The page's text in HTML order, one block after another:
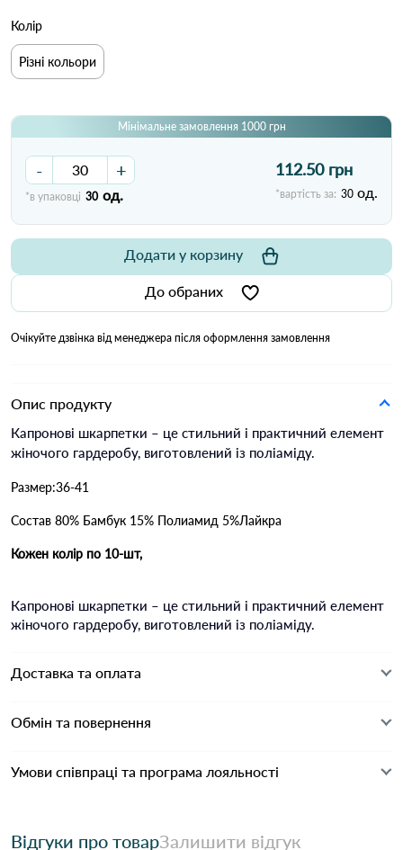
Колір
Різні кольори
Мінімальне замовлення 1000 грн
- +
*в упаковці 30 од.
112.50 грн
*вартість за: 30 од.
До обраних
Додати у корзину
Очікуйте дзвінка від менеджера після оформлення замовлення
Опис продукту
Капронові шкарпетки – це стильний і практичний елемент
жіночого гардеробу, виготовлений із поліаміду.
Размер:36-41
Состав 80% Бамбук 15% Полиамид 5%Лайкра
Кожен колір по 10-шт,
Капронові шкарпетки – це стильний і практичний елемент
жіночого гардеробу, виготовлений із поліаміду.
Доставка та оплата
Обмін та повернення
Умови співпраці та програма лояльності
Відгуки про товарЗалишити відгук